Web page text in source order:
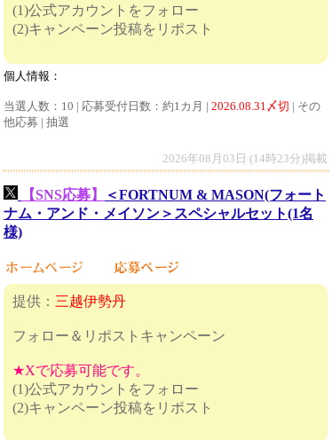
(1)公式アカウントをフォロー
(2)キャンペーン投稿をリポスト
個人情報：
当選人数：10 | 応募受付日数：約1カ月 | 2026.08.31〆切 | その
他応募 | 抽選
2026年08月03日 (14時23分)掲載
【SNS応募】
＜FORTNUM & MASON(フォート
ナム・アンド・メイソン＞スペシャルセット(1名
様)
提供： 三越伊勢丹
フォロー＆リポストキャンペーン
★Xで応募可能です。
(1)公式アカウントをフォロー
(2)キャンペーン投稿をリポスト